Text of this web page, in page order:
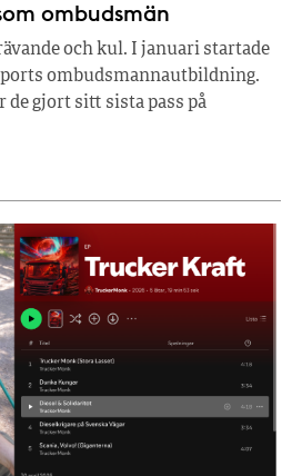
ombudsmän
och kul. I januari startade
ombudsmannautbildning.
de gjort sitt sista pass på